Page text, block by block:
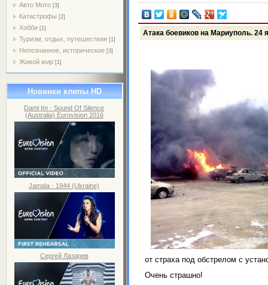
Авто Мото [3]
Катастрофы [2]
Хобби [1]
Туризм, отдых, путешествия [1]
Непознанное, историческое [3]
Живой мир [1]
Новинки клипы HD
Dami Im - Sound Of Silence
(Australia) Eurovision 2016
Jamala - 1944 (Ukraine)
Сергей Лазарев
Атака боевиков на Мариуполь. 24
от страха под обстрелом с
Очень страшно!